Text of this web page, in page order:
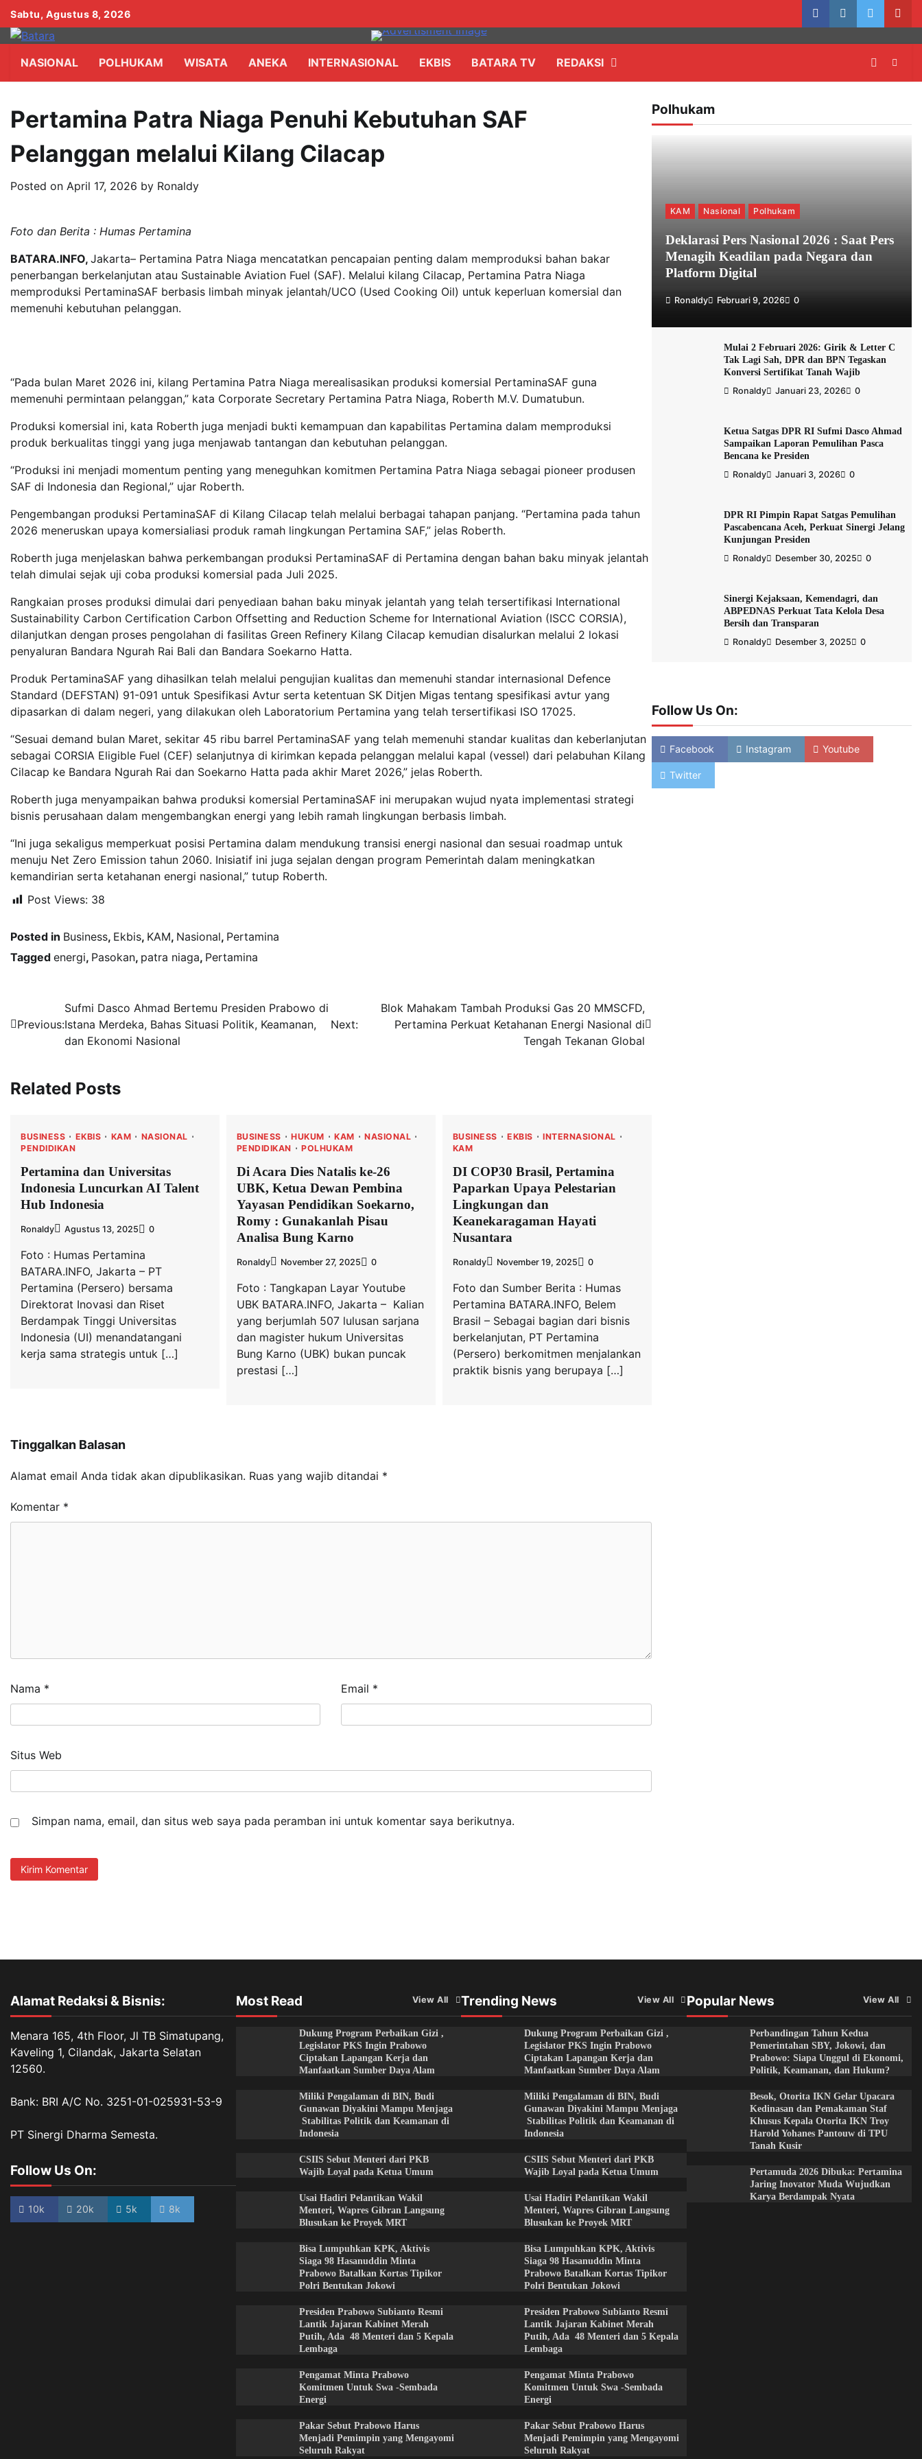
Skip
to
content
Sabtu, Agustus 8, 2026
facebookinstagram
twitter
NASIONAL POLHUKAM WISATA ANEKA INTERNASIONAL EKBIS BATARA TV REDAKSI
Pertamina Patra Niaga Penuhi Kebutuhan SAF
Pelanggan melalui Kilang Cilacap
Posted on April 17, 2026 by Ronaldy
Foto dan Berita : Humas Pertamina
BATARA.INFO, Jakarta– Pertamina Patra Niaga mencatatkan pencapaian penting dalam memproduksi bahan bakar
penerbangan berkelanjutan atau Sustainable Aviation Fuel (SAF). Melalui kilang Cilacap, Pertamina Patra Niaga
memproduksi PertaminaSAF berbasis limbah minyak jelantah/UCO (Used Cooking Oil) untuk keperluan komersial dan
memenuhi kebutuhan pelanggan.
“Pada bulan Maret 2026 ini, kilang Pertamina Patra Niaga merealisasikan produksi komersial PertaminaSAF guna
memenuhi permintaan pelanggan,” kata Corporate Secretary Pertamina Patra Niaga, Roberth M.V. Dumatubun.
Produksi komersial ini, kata Roberth juga menjadi bukti kemampuan dan kapabilitas Pertamina dalam memproduksi
produk berkualitas tinggi yang juga menjawab tantangan dan kebutuhan pelanggan.
“Produksi ini menjadi momentum penting yang meneguhkan komitmen Pertamina Patra Niaga sebagai pioneer produsen
SAF di Indonesia dan Regional,” ujar Roberth.
Pengembangan produksi PertaminaSAF di Kilang Cilacap telah melalui berbagai tahapan panjang. “Pertamina pada tahun
2026 meneruskan upaya komersialiasi produk ramah lingkungan Pertamina SAF,” jelas Roberth.
Roberth juga menjelaskan bahwa perkembangan produksi PertaminaSAF di Pertamina dengan bahan baku minyak jelantah
telah dimulai sejak uji coba produksi komersial pada Juli 2025.
Rangkaian proses produksi dimulai dari penyediaan bahan baku minyak jelantah yang telah tersertifikasi International
Sustainability Carbon Certification Carbon Offsetting and Reduction Scheme for International Aviation (ISCC CORSIA),
dilanjutkan dengan proses pengolahan di fasilitas Green Refinery Kilang Cilacap kemudian disalurkan melalui 2 lokasi
penyaluran Bandara Ngurah Rai Bali dan Bandara Soekarno Hatta.
Produk PertaminaSAF yang dihasilkan telah melalui pengujian kualitas dan memenuhi standar internasional Defence
Standard (DEFSTAN) 91-091 untuk Spesifikasi Avtur serta ketentuan SK Ditjen Migas tentang spesifikasi avtur yang
dipasarkan di dalam negeri, yang dilakukan oleh Laboratorium Pertamina yang telah tersertifikasi ISO 17025.
“Sesuai demand bulan Maret, sekitar 45 ribu barrel PertaminaSAF yang telah memenuhi standar kualitas dan keberlanjutan
sebagai CORSIA Eligible Fuel (CEF) selanjutnya di kirimkan kepada pelanggan melalui kapal (vessel) dari pelabuhan Kilang
Cilacap ke Bandara Ngurah Rai dan Soekarno Hatta pada akhir Maret 2026,” jelas Roberth.
Roberth juga menyampaikan bahwa produksi komersial PertaminaSAF ini merupakan wujud nyata implementasi strategi
bisnis perusahaan dalam mengembangkan energi yang lebih ramah lingkungan berbasis limbah.
“Ini juga sekaligus memperkuat posisi Pertamina dalam mendukung transisi energi nasional dan sesuai roadmap untuk
menuju Net Zero Emission tahun 2060. Inisiatif ini juga sejalan dengan program Pemerintah dalam meningkatkan
kemandirian serta ketahanan energi nasional,” tutup Roberth.
Post Views: 38
Posted in Business, Ekbis, KAM, Nasional, Pertamina
Tagged energi, Pasokan, patra niaga, Pertamina
Navigasi
pos
Previous:
Sufmi Dasco Ahmad Bertemu Presiden Prabowo di
Istana Merdeka, Bahas Situasi Politik, Keamanan,
dan Ekonomi Nasional
Next:
Blok Mahakam Tambah Produksi Gas 20 MMSCFD,
Pertamina Perkuat Ketahanan Energi Nasional di
Tengah Tekanan Global
Related Posts
BUSINESS EKBIS KAM
NASIONAL
PENDIDIKAN
Pertamina dan Universitas
Indonesia Luncurkan AI Talent
Hub Indonesia
Ronaldy Agustus 13, 2025 0
Foto : Humas Pertamina
BATARA.INFO, Jakarta – PT
Pertamina (Persero) bersama
Direktorat Inovasi dan Riset
Berdampak Tinggi Universitas
Indonesia (UI) menandatangani
kerja sama strategis untuk […]
BUSINESS HUKUM KAM
NASIONAL
PENDIDIKAN
POLHUKAM
Di Acara Dies Natalis ke-26
UBK, Ketua Dewan Pembina
Yayasan Pendidikan Soekarno,
Romy : Gunakanlah Pisau
Analisa Bung Karno
Ronaldy November 27, 2025 0
Foto : Tangkapan Layar Youtube
UBK BATARA.INFO, Jakarta – Kalian
yang berjumlah 507 lulusan sarjana
dan magister hukum Universitas
Bung Karno (UBK) bukan puncak
prestasi […]
BUSINESS EKBIS
INTERNASIONAL
KAM
DI COP30 Brasil, Pertamina
Paparkan Upaya Pelestarian
Lingkungan dan
Keanekaragaman Hayati
Nusantara
Ronaldy November 19, 2025 0
Foto dan Sumber Berita : Humas
Pertamina BATARA.INFO, Belem
Brasil – Sebagai bagian dari bisnis
berkelanjutan, PT Pertamina
(Persero) berkomitmen menjalankan
praktik bisnis yang berupaya […]
Tinggalkan Balasan
Alamat email Anda tidak akan dipublikasikan. Ruas yang wajib ditandai *
Komentar *
Nama * Email *
Situs Web
Simpan nama, email, dan situs web saya pada peramban ini untuk komentar saya berikutnya.
Polhukam
KAM Nasional Polhukam
Deklarasi Pers Nasional 2026 : Saat Pers
Menagih Keadilan pada Negara dan
Platform Digital
Ronaldy Februari 9, 2026 0
Mulai 2 Februari 2026: Girik & Letter C
Tak Lagi Sah, DPR dan BPN Tegaskan
Konversi Sertifikat Tanah Wajib
Ronaldy Januari 23, 2026 0
Ketua Satgas DPR RI Sufmi Dasco Ahmad
Sampaikan Laporan Pemulihan Pasca
Bencana ke Presiden
Ronaldy Januari 3, 2026 0
DPR RI Pimpin Rapat Satgas Pemulihan
Pascabencana Aceh, Perkuat Sinergi Jelang
Kunjungan Presiden
Ronaldy Desember 30, 2025 0
Sinergi Kejaksaan, Kemendagri, dan
ABPEDNAS Perkuat Tata Kelola Desa
Bersih dan Transparan
Ronaldy Desember 3, 2025 0
Follow Us On:
Facebook Instagram Youtube
Twitter
Alamat Redaksi & Bisnis:
Menara 165, 4th Floor, Jl TB Simatupang,
Kaveling 1, Cilandak, Jakarta Selatan
12560.
Bank: BRI A/C No. 3251-01-025931-53-9
PT Sinergi Dharma Semesta.
Follow Us On:
10k 20k 5k 8k
Most Read View All
Dukung Program Perbaikan Gizi ,
Legislator PKS Ingin Prabowo
Ciptakan Lapangan Kerja dan
Manfaatkan Sumber Daya Alam
Miliki Pengalaman di BIN, Budi
Gunawan Diyakini Mampu Menjaga
Stabilitas Politik dan Keamanan di
Indonesia
CSIIS Sebut Menteri dari PKB
Wajib Loyal pada Ketua Umum
Usai Hadiri Pelantikan Wakil
Menteri, Wapres Gibran Langsung
Blusukan ke Proyek MRT
Bisa Lumpuhkan KPK, Aktivis
Siaga 98 Hasanuddin Minta
Prabowo Batalkan Kortas Tipikor
Polri Bentukan Jokowi
Presiden Prabowo Subianto Resmi
Lantik Jajaran Kabinet Merah
Putih, Ada 48 Menteri dan 5 Kepala
Lembaga
Pengamat Minta Prabowo
Komitmen Untuk Swa -Sembada
Energi
Pakar Sebut Prabowo Harus
Menjadi Pemimpin yang Mengayomi
Seluruh Rakyat
Trending News View All
Dukung Program Perbaikan Gizi ,
Legislator PKS Ingin Prabowo
Ciptakan Lapangan Kerja dan
Manfaatkan Sumber Daya Alam
Miliki Pengalaman di BIN, Budi
Gunawan Diyakini Mampu Menjaga
Stabilitas Politik dan Keamanan di
Indonesia
CSIIS Sebut Menteri dari PKB
Wajib Loyal pada Ketua Umum
Usai Hadiri Pelantikan Wakil
Menteri, Wapres Gibran Langsung
Blusukan ke Proyek MRT
Bisa Lumpuhkan KPK, Aktivis
Siaga 98 Hasanuddin Minta
Prabowo Batalkan Kortas Tipikor
Polri Bentukan Jokowi
Presiden Prabowo Subianto Resmi
Lantik Jajaran Kabinet Merah
Putih, Ada 48 Menteri dan 5 Kepala
Lembaga
Pengamat Minta Prabowo
Komitmen Untuk Swa -Sembada
Energi
Pakar Sebut Prabowo Harus
Menjadi Pemimpin yang Mengayomi
Seluruh Rakyat
Popular News View All
Perbandingan Tahun Kedua
Pemerintahan SBY, Jokowi, dan
Prabowo: Siapa Unggul di Ekonomi,
Politik, Keamanan, dan Hukum?
Besok, Otorita IKN Gelar Upacara
Kedinasan dan Pemakaman Staf
Khusus Kepala Otorita IKN Troy
Harold Yohanes Pantouw di TPU
Tanah Kusir
Pertamuda 2026 Dibuka: Pertamina
Jaring Inovator Muda Wujudkan
Karya Berdampak Nyata